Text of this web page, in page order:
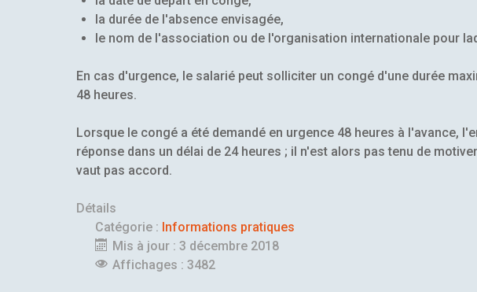
la durée de l'absence envisagée,
le nom de l'association ou de l'organisation internationale pour
En cas d'urgence, le salarié peut solliciter un congé d'une durée
48 heures.
Lorsque le congé a été demandé en urgence 48 heures à l'avance,
réponse dans un délai de 24 heures ; il n'est alors pas tenu de
vaut pas accord.
Détails
Catégorie : Informations pratiques
Mis à jour : 3 décembre 2018
Affichages : 3482